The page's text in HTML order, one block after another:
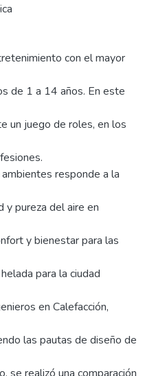
con el mayor
de 1 a 14 años. En este
un juego de roles, en los
responde a la
y pureza del aire en
y bienestar para las
para la ciudad
en Calefacción,
las pautas de diseño de